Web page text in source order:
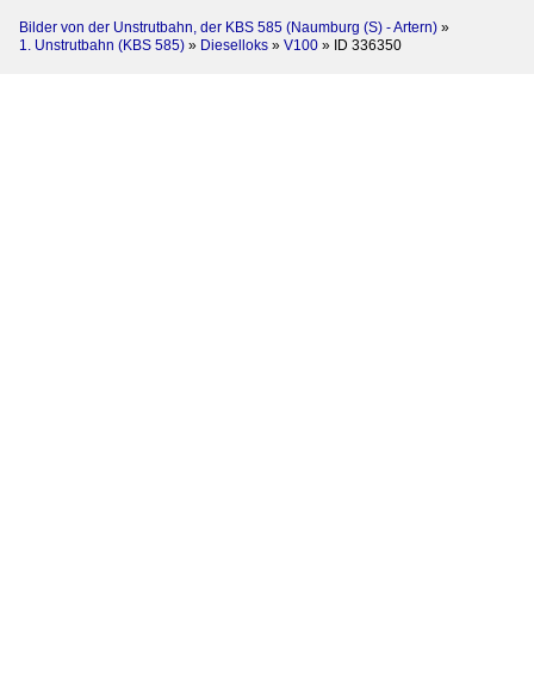
Bilder von der Unstrutbahn, der KBS 585 (Naumburg (S) - Artern) »
1. Unstrutbahn (KBS 585) » Dieselloks » V100 » ID 336350